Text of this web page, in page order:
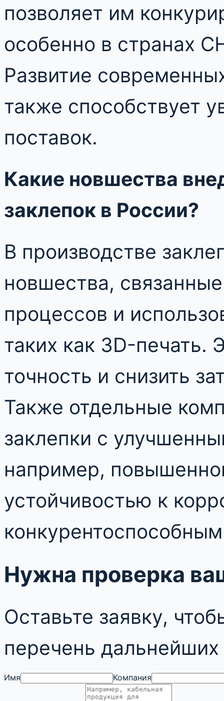
позволяет им
особенно в странах
Развитие
также способствует
поставок.
Какие новшества
заклепок в России?
В производстве
новшества,
процессов и
таких как 3D-печать.
точность и снизить
Также отдельные
заклепки с
например,
устойчивостью к
Нужна проверка
Оставьте заявку,
перечень
Имя Компания